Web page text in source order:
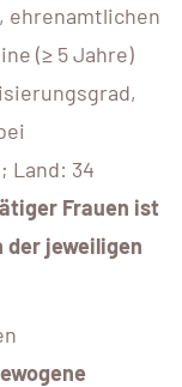
ehrenamtlichen
(≥ 5 Jahre)
Land: 34
Frauen ist
der jeweiligen